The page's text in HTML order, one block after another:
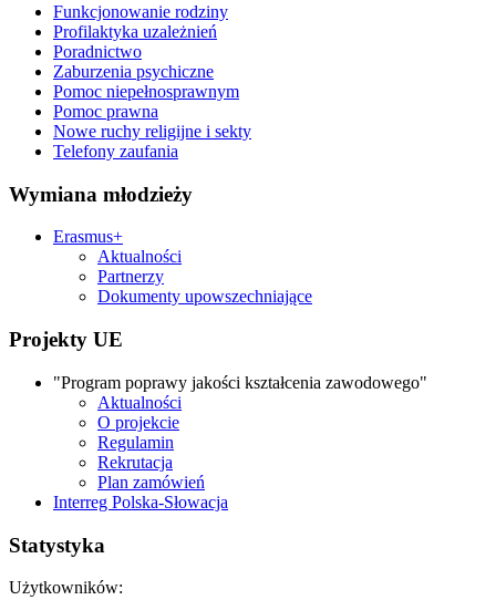
Funkcjonowanie rodziny
Profilaktyka uzależnień
Poradnictwo
Zaburzenia psychiczne
Pomoc niepełnosprawnym
Pomoc prawna
Nowe ruchy religijne i sekty
Telefony zaufania
Wymiana młodzieży
Erasmus+
Aktualności
Partnerzy
Dokumenty upowszechniające
Projekty UE
"Program poprawy jakości kształcenia zawodowego"
Aktualności
O projekcie
Regulamin
Rekrutacja
Plan zamówień
Interreg Polska-Słowacja
Statystyka
Użytkowników: